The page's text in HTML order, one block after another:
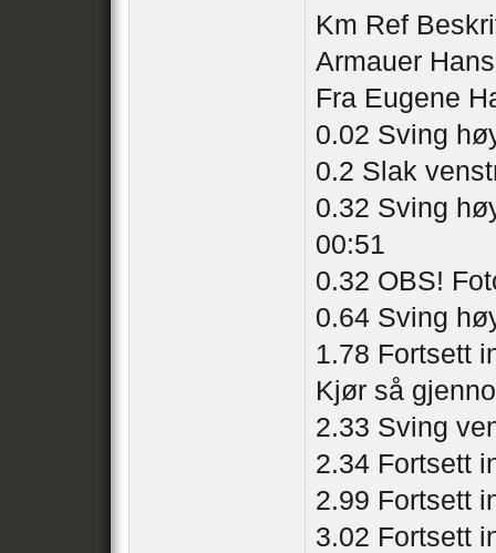
Km Ref
Armauer
Fra Eugene
0.02 Sving
0.2 Slak
0.32 Sving
00:51
0.32 OBS!
0.64 Sving
1.78 Fortsett
Kjør så
2.33 Sving
2.34 Fortsett
2.99 Fortsett
3.02 Fortsett